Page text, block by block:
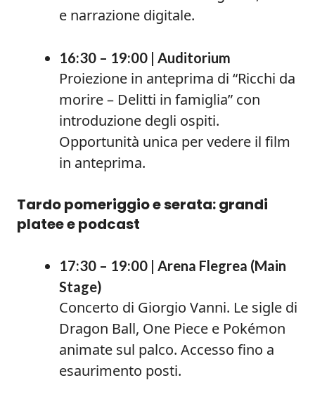
e narrazione digitale.
16:30 – 19:00 | Auditorium
Proiezione in anteprima di “Ricchi da
morire – Delitti in famiglia” con
introduzione degli ospiti.
Opportunità unica per vedere il film
in anteprima.
Tardo pomeriggio e serata: grandi
platee e podcast
17:30 – 19:00 | Arena Flegrea (Main
Stage)
Concerto di Giorgio Vanni. Le sigle di
Dragon Ball, One Piece e Pokémon
animate sul palco. Accesso fino a
esaurimento posti.